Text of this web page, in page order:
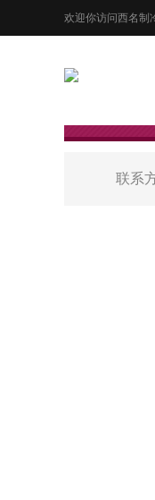
欢迎你访问西名制
联系